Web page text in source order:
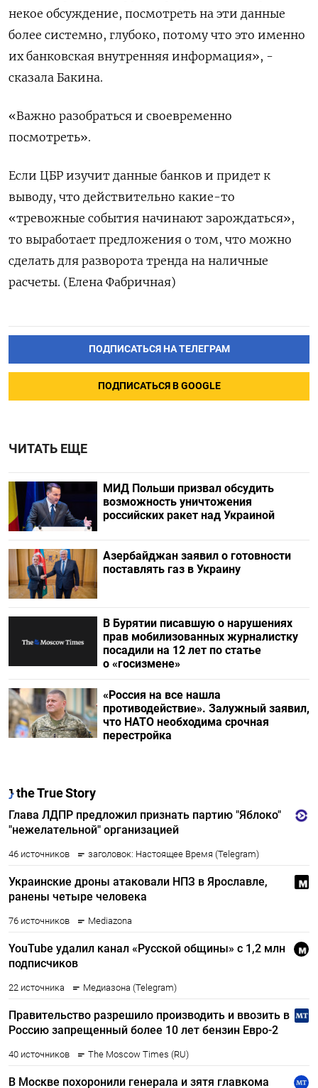
некое обсуждение, ‌посмотреть на эти данные
более системно, глубоко, потому что это именно
их банковская ‌внутренняя информация», -
сказала Бакина.
«Важно разобраться и своевременно
посмотреть».
Если ЦБР изучит данные банков и придет к ​
выводу, что действительно какие-то
«тревожные события начинают зарождаться»,
то выработает предложения о том, что ‌можно
сделать для разворота тренда на наличные
расчеты. (Елена Фабричная)
ПОДПИСАТЬСЯ НА ТЕЛЕГРАМ
ПОДПИСАТЬСЯ В GOOGLE
ЧИТАТЬ ЕЩЕ
МИД Польши призвал обсудить
возможность уничтожения
российских ракет над Украиной
Азербайджан заявил о готовности
поставлять газ в Украину
В Бурятии писавшую о нарушениях
прав мобилизованных журналистку
посадили на 12 лет по статье
о «госизмене»
«Россия на все нашла
противодействие». Залужный заявил,
что НАТО необходима срочная
перестройка